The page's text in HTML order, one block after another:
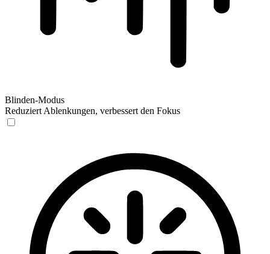
Blinden-Modus
Reduziert Ablenkungen, verbessert den Fokus